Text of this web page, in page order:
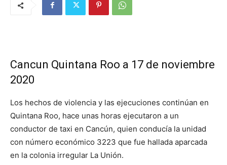
Cancun Quintana Roo a 17 de noviembre
2020
Los hechos de violencia y las ejecuciones continúan en
Quintana Roo, hace unas horas ejecutaron a un
conductor de taxi en Cancún, quien conducía la unidad
con número económico 3223 que fue hallada aparcada
en la colonia irregular La Unión.